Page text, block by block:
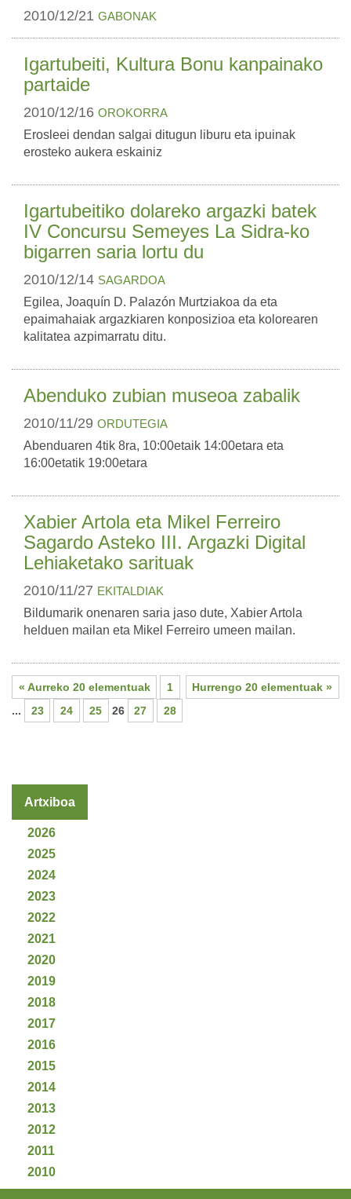
2010/12/21 GABONAK
Igartubeiti, Kultura Bonu kanpainako
partaide
2010/12/16 OROKORRA
Erosleei dendan salgai ditugun liburu eta ipuinak
erosteko aukera eskainiz
Igartubeitiko dolareko argazki batek
IV Concursu Semeyes La Sidra-ko
bigarren saria lortu du
2010/12/14 SAGARDOA
Egilea, Joaquín D. Palazón Murtziakoa da eta
epaimahaiak argazkiaren konposizioa eta kolorearen
kalitatea azpimarratu ditu.
Abenduko zubian museoa zabalik
2010/11/29 ORDUTEGIA
Abenduaren 4tik 8ra, 10:00etaik 14:00etara eta
16:00etatik 19:00etara
Xabier Artola eta Mikel Ferreiro
Sagardo Asteko III. Argazki Digital
Lehiaketako sarituak
2010/11/27 EKITALDIAK
Bildumarik onenaren saria jaso dute, Xabier Artola
helduen mailan eta Mikel Ferreiro umeen mailan.
« Aurreko 20 elementuak Hurrengo 20 elementuak »
1
...
23 24 25 26 27 28
Artxiboa
2026
2025
2024
2023
2022
2021
2020
2019
2018
2017
2016
2015
2014
2013
2012
2011
2010